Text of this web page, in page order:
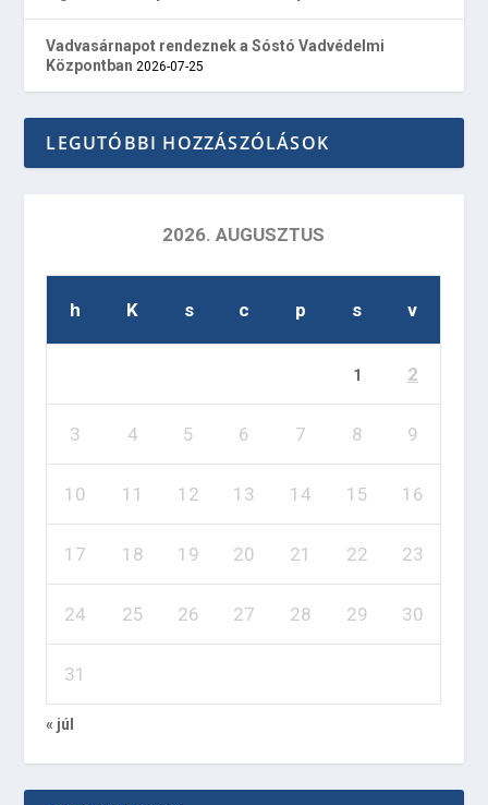
Vadvasárnapot rendeznek a Sóstó Vadvédelmi
Központban 2026-07-25
LEGUTÓBBI HOZZÁSZÓLÁSOK
2026. AUGUSZTUS
h K s c p s v
1 2
3 4 5 6 7 8 9
10 11 12 13 14 15 16
17 18 19 20 21 22 23
24 25 26 27 28 29 30
31
« júl